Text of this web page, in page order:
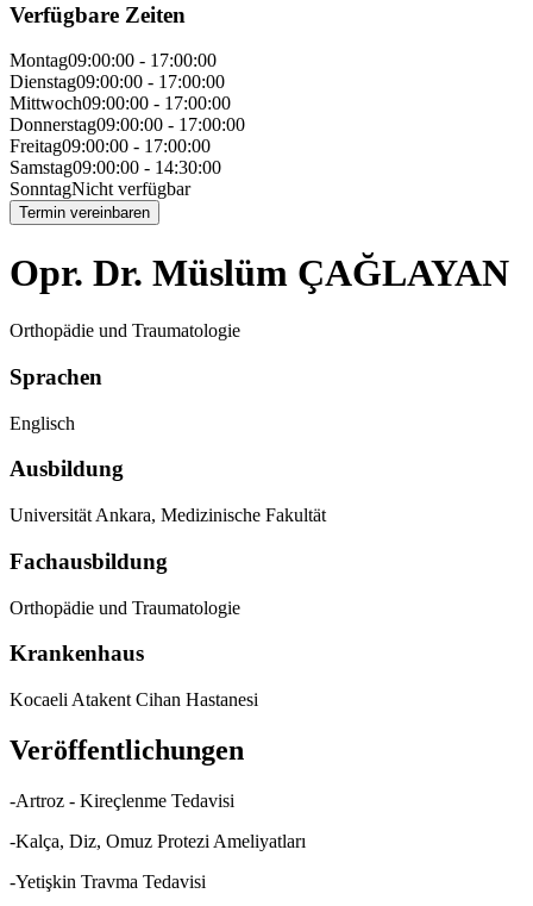
Verfügbare Zeiten
Montag09:00:00 - 17:00:00
Dienstag09:00:00 - 17:00:00
Mittwoch09:00:00 - 17:00:00
Donnerstag09:00:00 - 17:00:00
Freitag09:00:00 - 17:00:00
Samstag09:00:00 - 14:30:00
SonntagNicht verfügbar
Termin vereinbaren
Opr. Dr. Müslüm ÇAĞLAYAN
Orthopädie und Traumatologie
Sprachen
Englisch
Ausbildung
Universität Ankara, Medizinische Fakultät
Fachausbildung
Orthopädie und Traumatologie
Krankenhaus
Kocaeli Atakent Cihan Hastanesi
Veröffentlichungen
-Artroz - Kireçlenme Tedavisi
-Kalça, Diz, Omuz Protezi Ameliyatları
-Yetişkin Travma Tedavisi